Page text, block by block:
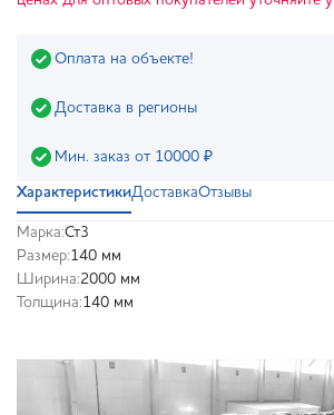
Оплата на объекте!
Доставка в регионы
Мин. заказ от 10000 ₽
ХарактеристикиДоставкаОтзывы
Марка:Ст3
Размер:140 мм
Ширина:2000 мм
Толщина:140 мм